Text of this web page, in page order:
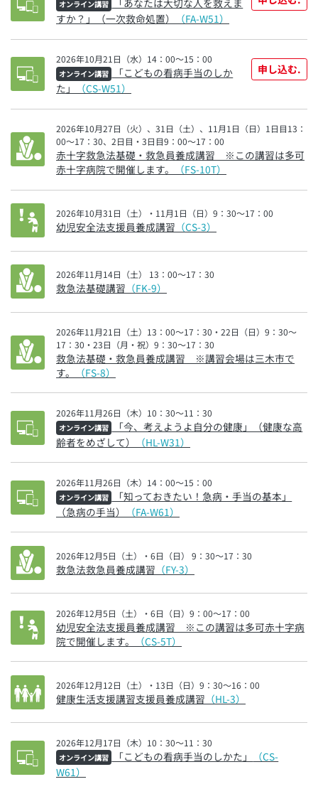
オンライン講習
「あなたは大切な人を救えま
すか？」（一次救命処置）
（FA-W51）
2026年10月21日（水）14：00～15：00
オンライン講習
「こどもの看病手当のしか
た」
（CS-W51）
申し込む.
2026年10月27日（火）、31日（土）、11月1日（日）1日目13：
00～17：30、2日目・3日目9：00～17：00
赤十字救急法基礎・救急員養成講習 ※この講習は多可
赤十字病院で開催します。
（FS-10T）
2026年10月31日（土）・11月1日（日）9：30～17：00
幼児安全法支援員養成講習 （CS-3）
2026年11月14日（土） 13：00～17：30
救急法基礎講習 （FK-9）
2026年11月21日（土）13：00～17：30・22日（日）9：30～
17：30・23日（月・祝）9：30～17：30
救急法基礎・救急員養成講習 ※講習会場は三木市で
す。
（FS-8）
2026年11月26日（木）10：30～11：30
オンライン講習
「今、考えようよ自分の健康」（健康な高
齢者をめざして）
（HL-W31）
2026年11月26日（木）14：00～15：00
オンライン講習
「知っておきたい！急病・手当の基本」
（急病の手当）
（FA-W61）
2026年12月5日（土）・6日（日） 9：30～17：30
救急法救急員養成講習 （FY-3）
2026年12月5日（土）・6日（日）9：00～17：00
幼児安全法支援員養成講習 ※この講習は多可赤十字病
院で開催します。
（CS-5T）
2026年12月12日（土）・13日（日）9：30～16：00
健康生活支援講習支援員養成講習 （HL-3）
2026年12月17日（木）10：30～11：30
オンライン講習 「こどもの看病手当のしかた」
（CS-
W61）